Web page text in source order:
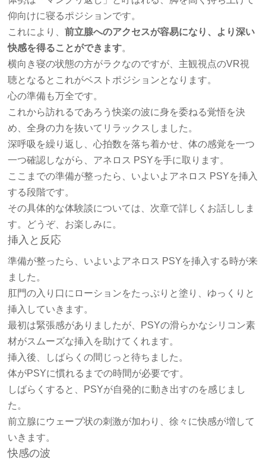
仰向けに寝るポジションです。
これにより、前立腺へのアクセスが容易になり、より深い
快感を得ることができます。
横向き寝の状態の方がラクなのですが、主観視点のVR視
聴となるとこれがベストポジションとなります。
心の準備も万全です。
これから訪れるであろう快楽の波に身を委ねる覚悟を決
め、全身の力を抜いてリラックスしました。
深呼吸を繰り返し、心拍数を落ち着かせ、体の感覚を一つ
一つ確認しながら、アネロス PSYを手に取ります。
ここまでの準備が整ったら、いよいよアネロス PSYを挿入
する段階です。
その具体的な体験談については、次章で詳しくお話ししま
す。どうぞ、お楽しみに。
挿入と反応
準備が整ったら、いよいよアネロス PSYを挿入する時が来
ました。
肛門の入り口にローションをたっぷりと塗り、ゆっくりと
挿入していきます。
最初は緊張感がありましたが、PSYの滑らかなシリコン素
材がスムーズな挿入を助けてくれます。
挿入後、しばらくの間じっと待ちました。
体がPSYに慣れるまでの時間が必要です。
しばらくすると、PSYが自発的に動き出すのを感じまし
た。
前立腺にウェーブ状の刺激が加わり、徐々に快感が増して
いきます。
快感の波